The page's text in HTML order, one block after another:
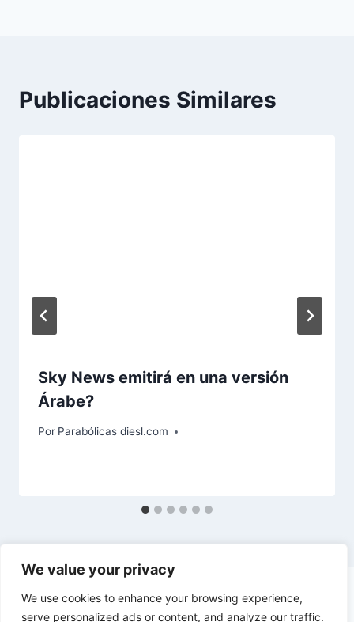
We value your privacy
We use cookies to enhance your browsing experience,
serve personalized ads or content, and analyze our traffic.
Publicaciones Similares
Sky News emitirá en una versión
Árabe?
Por Parabólicas diesl.com